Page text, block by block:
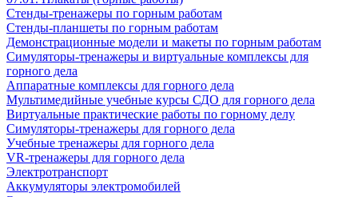
Стенды-тренажеры по горным работам
Стенды-планшеты по горным работам
Демонстрационные модели и макеты по горным работам
Симуляторы-тренажеры и виртуальные комплексы для
горного дела
Аппаратные комплексы для горного дела
Мультимедийные учебные курсы СДО для горного дела
Виртуальные практические работы по горному делу
Симуляторы-тренажеры для горного дела
Учебные тренажеры для горного дела
VR-тренажеры для горного дела
Электротранспорт
Аккумуляторы электромобилей